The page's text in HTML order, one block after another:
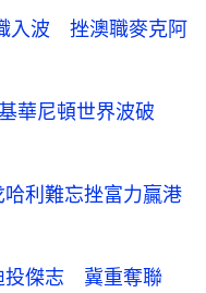
入波 挫澳職麥克阿
華尼頓世界波破
利難忘挫富力贏港
投傑志 冀重奪聯